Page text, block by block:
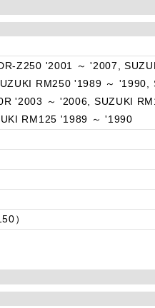
Z250 '2001 ～ '2007,
RM250 '1989 ～
'2003 ～ '2006, SUZUKI
RM125 '1989 ～ '1990
）